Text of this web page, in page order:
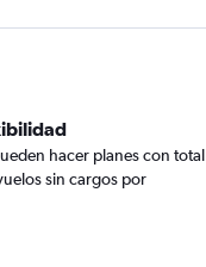
hacer planes con total
sin cargos por